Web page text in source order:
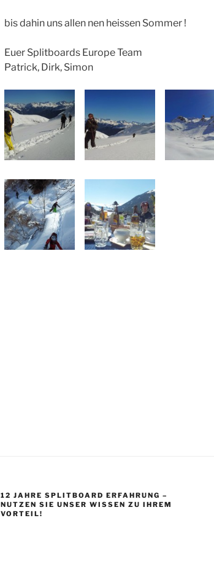
bis dahin uns allen nen heissen Sommer !
Euer Splitboards Europe Team
Patrick, Dirk, Simon
12 JAHRE SPLITBOARD ERFAHRUNG –
NUTZEN SIE UNSER WISSEN ZU IHREM
VORTEIL!